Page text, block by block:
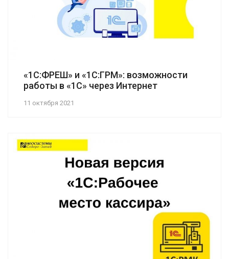
«1С:ФРЕШ» и «1С:ГРМ»: возможности
работы в «1С» через Интернет
11 октября 2021